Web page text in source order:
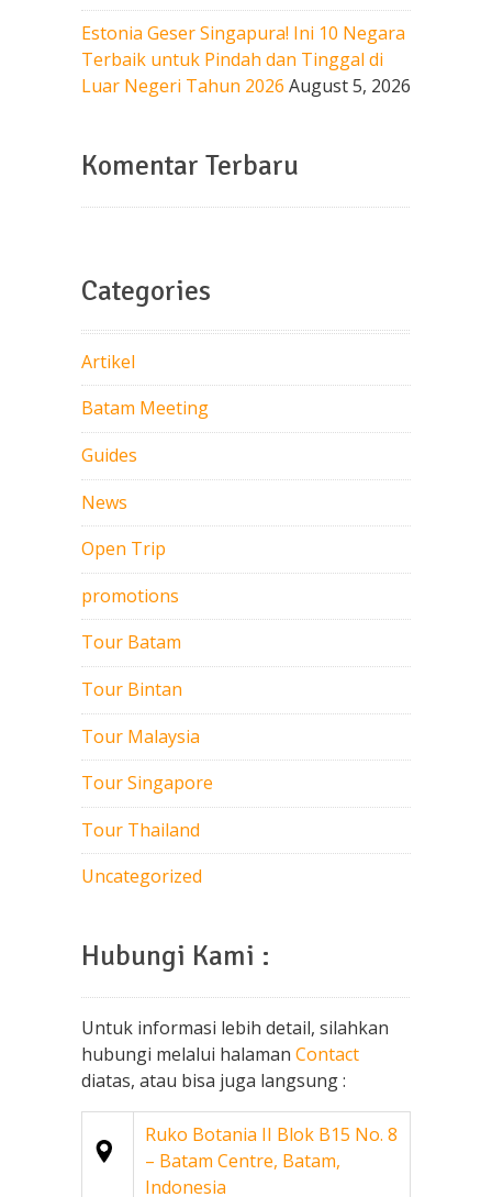
Estonia Geser Singapura! Ini 10 Negara
Terbaik untuk Pindah dan Tinggal di
Luar Negeri Tahun 2026 August 5, 2026
Komentar Terbaru
Categories
Artikel
Batam Meeting
Guides
News
Open Trip
promotions
Tour Batam
Tour Bintan
Tour Malaysia
Tour Singapore
Tour Thailand
Uncategorized
Hubungi Kami :
Untuk informasi lebih detail, silahkan
hubungi melalui halaman Contact
diatas, atau bisa juga langsung :
Ruko Botania II Blok B15 No. 8
– Batam Centre, Batam,
Indonesia